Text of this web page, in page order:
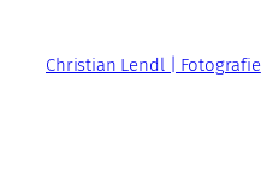
springenChristian Lendl | Fotografie